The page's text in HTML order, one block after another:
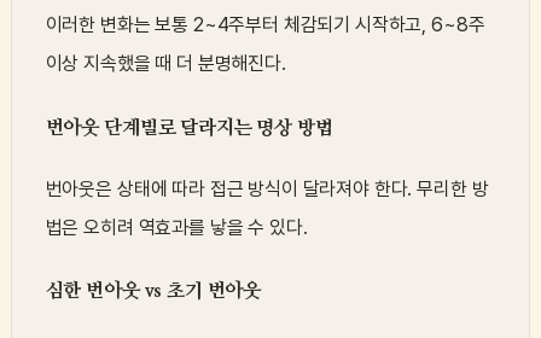
이러한 변화는 보통 2~4주부터 체감되기 시작하고, 6~8주
이상 지속했을 때 더 분명해진다.
번아웃 단계별로 달라지는 명상 방법
번아웃은 상태에 따라 접근 방식이 달라져야 한다. 무리한 방
법은 오히려 역효과를 낳을 수 있다.
심한 번아웃 vs 초기 번아웃